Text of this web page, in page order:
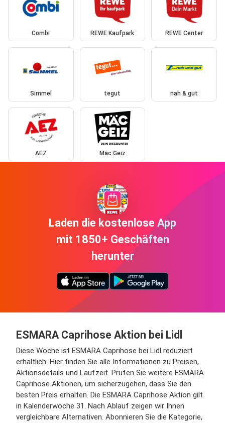
Combi REWE Kaufpark REWE Center
Simmel tegut nah & gut
AEZ Mäc Geiz
Laden die kostenlose App
mit 1850+ Geschäften
herunter
ESMARA Caprihose Aktion bei Lidl
Diese Woche ist ESMARA Caprihose bei Lidl reduziert
erhältlich. Hier finden Sie alle Informationen zu Preisen,
Aktionsdetails und Laufzeit. Prüfen Sie weitere ESMARA
Caprihose Aktionen, um sicherzugehen, dass Sie den
besten Preis erhalten. Die ESMARA Caprihose Aktion gilt
in Kalenderwoche 31. Nach Ablauf zeigen wir Ihnen
vergleichbare Alternativen. Abonnieren Sie die Kategorie,